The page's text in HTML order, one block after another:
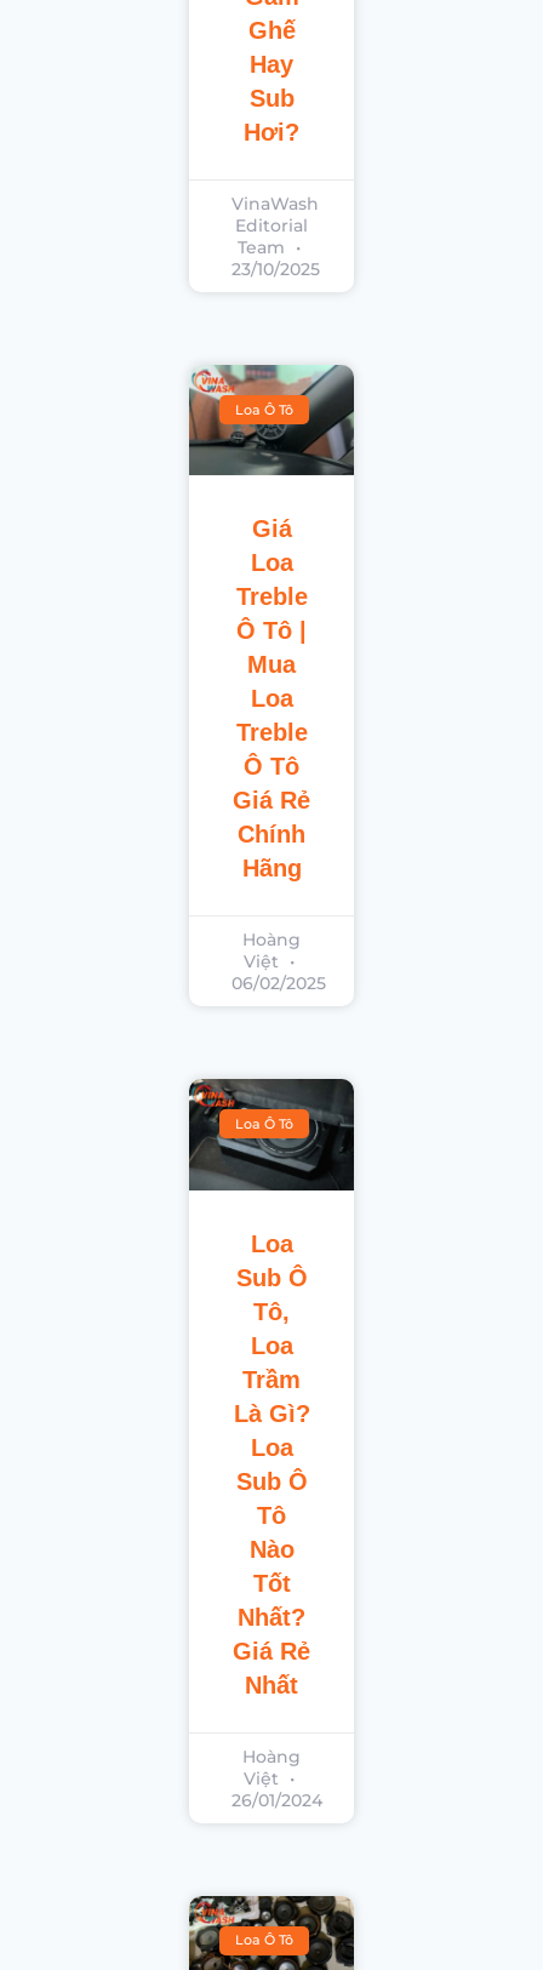
Ghế
Hay
Sub
Hơi?
VinaWash
Editorial
Team
23/10/2025
Loa Ô Tô
Giá
Loa
Treble
Ô Tô |
Mua
Loa
Treble
Ô Tô
Giá Rẻ
Chính
Hãng
Hoàng
Việt
06/02/2025
Loa Ô Tô
Loa
Sub Ô
Tô,
Loa
Trầm
Là Gì?
Loa
Sub Ô
Tô
Nào
Tốt
Nhất?
Giá Rẻ
Nhất
Hoàng
Việt
26/01/2024
Loa Ô Tô